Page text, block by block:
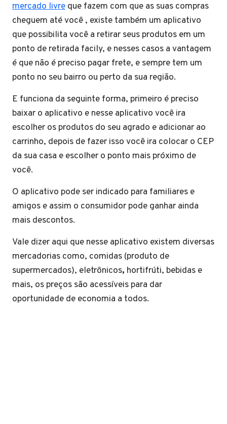
mercado livre que fazem com que as suas compras
cheguem até você , existe também um aplicativo
que possibilita você a retirar seus produtos em um
ponto de retirada facily, e nesses casos a vantagem
é que não é preciso pagar frete, e sempre tem um
ponto no seu bairro ou perto da sua região.
E funciona da seguinte forma, primeiro é preciso
baixar o aplicativo e nesse aplicativo você ira
escolher os produtos do seu agrado e adicionar ao
carrinho, depois de fazer isso você ira colocar o CEP
da sua casa e escolher o ponto mais próximo de
você.
O aplicativo pode ser indicado para familiares e
amigos e assim o consumidor pode ganhar ainda
mais descontos.
Vale dizer aqui que nesse aplicativo existem diversas
mercadorias como, comidas (produto de
supermercados), eletrônicos, hortifrúti, bebidas e
mais, os preços são acessíveis para dar
oportunidade de economia a todos.